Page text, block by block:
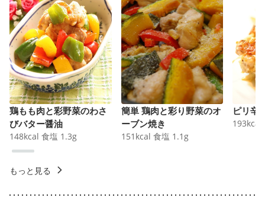
鶏もも肉と彩野菜のわさ
びバター醤油
148kcal 食塩 1.3g
簡単 鶏肉と彩り野菜のオ
ーブン焼き
151 kcal 食塩 1.1 g
ピリ辛
193kcal
もっと見る